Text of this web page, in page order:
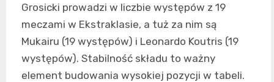
Grosicki prowadzi w liczbie występów z 19
meczami w Ekstraklasie, a tuż za nim są
Mukairu (19 występów) i Leonardo Koutris (19
występów). Stabilność składu to ważny
element budowania wysokiej pozycji w tabeli.